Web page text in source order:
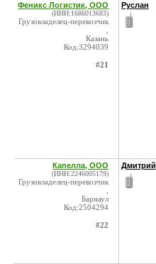
Феникс Логистик, ООО
(ИНН:1686013683)
Грузовладелец-перевозчик
Казань
Код:3294039
#21
Руслан
Капелла, ООО
(ИНН:2246005179)
Грузовладелец-перевозчик
Барнаул
Код:2504294
#22
Дмитрий